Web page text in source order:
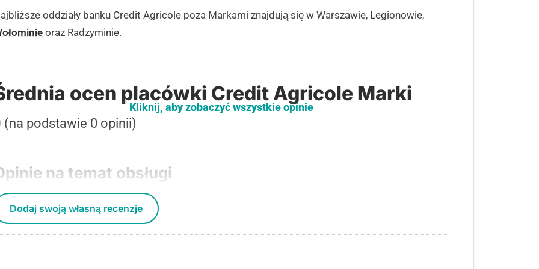
oddziały banku Credit Agricole poza Markami znajdują się w Warszawie, Legionowie,
oraz Radzyminie.
ocen placówki Credit Agricole Marki
(na podstawie 0 opinii)
na temat obsługi
Kliknij, aby zobaczyć wszystkie opinie
Dodaj swoją własną recenzje